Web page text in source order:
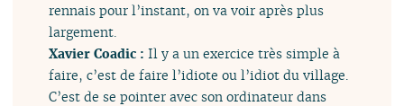
rennais pour l’instant, on va voir après plus
largement.
Xavier Coadic :Il y a un exercice très simple à
faire, c’est de faire l’idiote ou l’idiot du village.
C’est de se pointer avec son ordinateur dans